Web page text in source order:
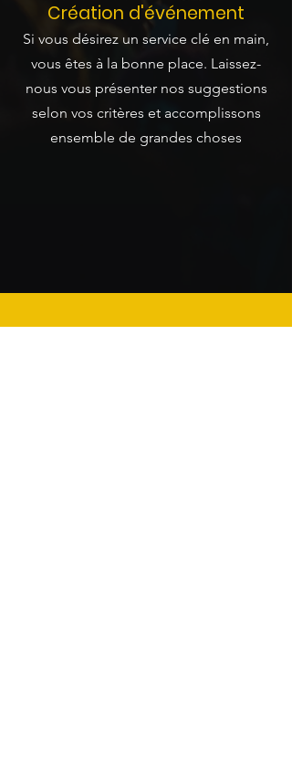
Création d'événement
Si vous désirez un service clé en main,
vous êtes à la bonne place. Laissez-
nous vous présenter nos suggestions
selon vos critères et accomplissons
ensemble de grandes choses